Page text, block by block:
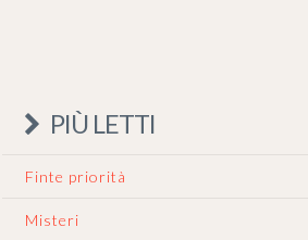
PIÙ LETTI
Finte priorità
Misteri